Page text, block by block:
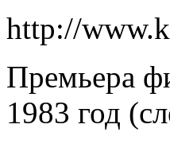
http://
Премьера
1983 год